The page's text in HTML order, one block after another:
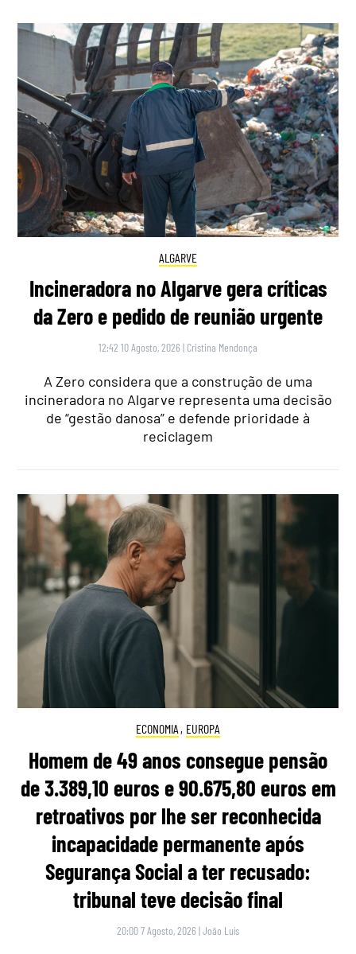
ALGARVE
Incineradora no Algarve gera críticas
da Zero e pedido de reunião urgente
12:42 10 Agosto, 2026 | Cristina Mendonça
A Zero considera que a construção de uma
incineradora no Algarve representa uma decisão
de “gestão danosa” e defende prioridade à
reciclagem
ECONOMIA , EUROPA
Homem de 49 anos consegue pensão
de 3.389,10 euros e 90.675,80 euros em
retroativos por lhe ser reconhecida
incapacidade permanente após
Segurança Social a ter recusado:
tribunal teve decisão final
20:00 7 Agosto, 2026 |João Luís